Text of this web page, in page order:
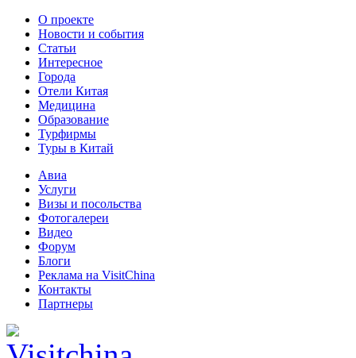
О проекте
Новости и события
Статьи
Интересное
Города
Отели Китая
Медицина
Образование
Турфирмы
Туры в Китай
Авиа
Услуги
Визы и посольства
Фотогалереи
Видео
Форум
Блоги
Реклама на VisitChina
Контакты
Партнеры